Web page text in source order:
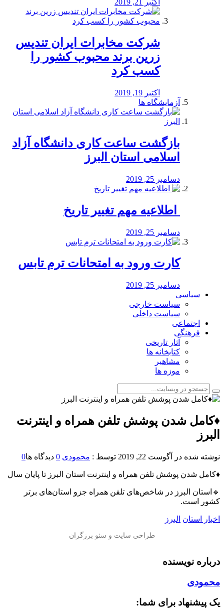
اکتبر 21, 2019
شرکت مخابرات ایران تندیس
زرین برند محبوب کشور را
کسب کرد
اکتبر 19, 2019
آزمایشگاه ها
بازگشت ساعت کاری دانشگاه آزاد
اسلامی استان البرز
دسامبر 25, 2019
️ اطلاعیه مهم تغییر تاریخ
دسامبر 25, 2019
کارت ورود به امتحانات ترم تابس
دسامبر 25, 2019
سیاسی
سیاست خارجی
سیاست داخلی
اجتماعی
فرهنگی
آثار تاریخی
کتابخانه ها
مشاهیر
موزه ها
♦️کامل شدن پوشش تلفن همراه و اینترنت
البرز
نوشته شده در آگوست 22, 2019 توسط : محمودی 0 دیدگاه ها0
♦️کامل شدن پوشش تلفن همراه و اینترنت استان البرز تا پایان سال
🔹استان البرز در شاخص‌های تلفن همراه جزو استان‌های برتر
کشور است.
اخبار استان البرز
درباره نویسنده
محمودی
یک پیشنهاد برای شما: